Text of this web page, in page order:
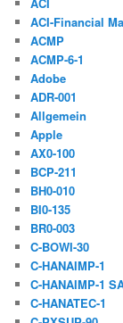
ACI-Financial
ACMP
ACMP-6-1
Adobe
ADR-001
Allgemein
Apple
AX0-100
BCP-211
BH0-010
BI0-135
BR0-003
C-BOWI-30
C-HANAIMP-1
C-HANAIMP-1
C-HANATEC-1